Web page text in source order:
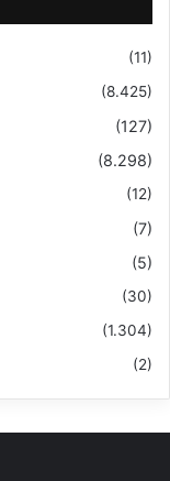
(11)
(8.425)
(127)
(8.298)
(12)
(7)
(5)
(30)
(1.304)
(2)